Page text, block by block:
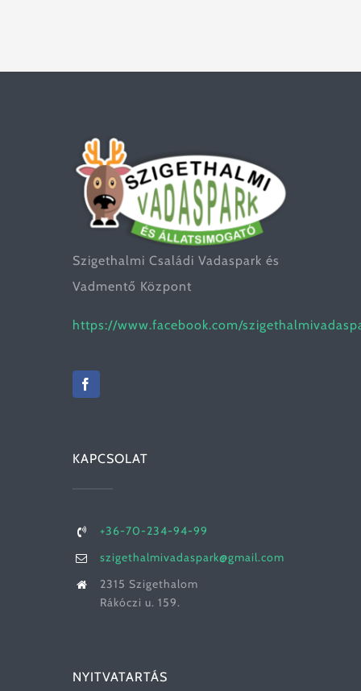
Támogatás
Partnereink
Szigethalmi Családi Vadaspark és
Vadmentő Központ
https://www.facebook.com/
KAPCSOLAT
+36-70-234-94-99
szigethalmivadaspark@gmail.com
2315 Szigethalom
Rákóczi u. 159.
NYITVATARTÁS